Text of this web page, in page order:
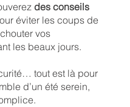
des conseils
éviter les coups de
vos
les beaux jours.
tout est là pour
d’un été serein,